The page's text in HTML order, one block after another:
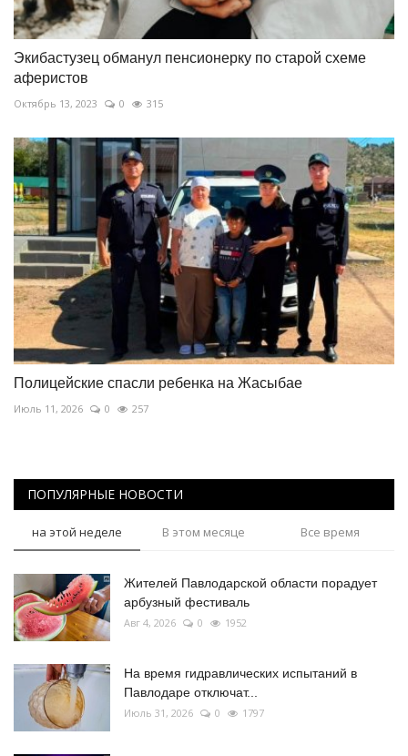
Экибастузец обманул пенсионерку по старой схеме
аферистов
Октябрь 13, 2023 0 315
Полицейские спасли ребенка на Жасыбае
Июль 11, 2026 0 257
ПОПУЛЯРНЫЕ НОВОСТИ
на этой неделе В этом месяце Все время
Жителей Павлодарской области порадует
арбузный фестиваль
Авг 4, 2026 0 1952
На время гидравлических испытаний в
Павлодаре отключат...
Июль 31, 2026 0 1797